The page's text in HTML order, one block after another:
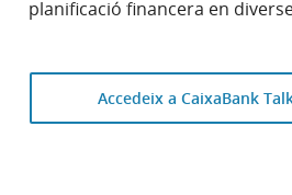
planificació financera en
Accedeix a CaixaBank